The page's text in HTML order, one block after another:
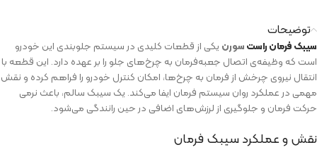
توضیحات
سیبک فرمان راستسورن یکی از قطعات کلیدی در سیستم جلوبندی این خودرو
است که وظیفه‌ی اتصال جعبه‌فرمان به چرخ‌های جلو را بر عهده دارد. این قطعه با
انتقال نیروی چرخش از فرمان به چرخ‌ها، امکان کنترل خودرو را فراهم کرده و نقش
مهمی در عملکرد روان سیستم فرمان ایفا می‌کند. یک سیبک سالم، باعث نرمی
حرکت فرمان و جلوگیری از لرزش‌های اضافی در حین رانندگی می‌شود.
نقش و عملکرد سیبک فرمان